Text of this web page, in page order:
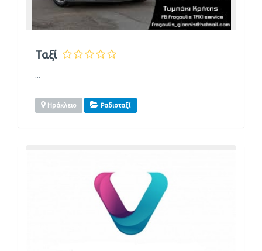
Ταξί
...
Ηράκλειο Ραδιοταξί